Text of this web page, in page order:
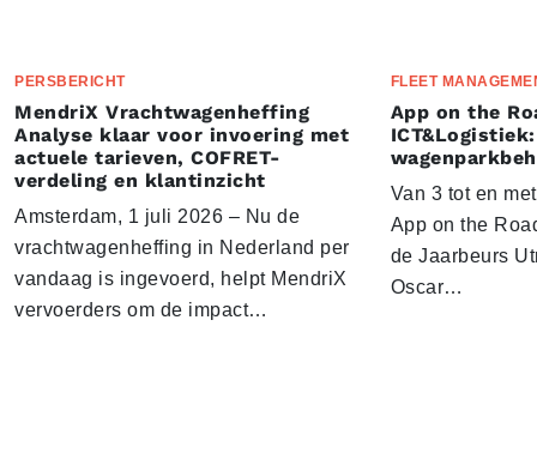
PERSBERICHT
MendriX Vrachtwagenheffing
Analyse klaar voor invoering met
actuele tarieven, COFRET-
verdeling en klantinzicht
Amsterdam, 1 juli 2026 – Nu de
vrachtwagenheffing in Nederland per
vandaag is ingevoerd, helpt MendriX
vervoerders om de impact…
FLEET
App on the
Van 3 tot en
App on the
de Jaarbeurs
Oscar…